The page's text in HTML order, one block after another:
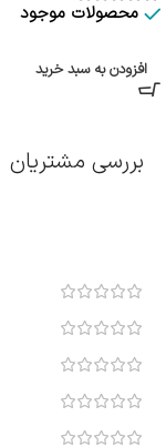
محصولات موجود
افزودن به سبد خرید
بررسی مشتریان